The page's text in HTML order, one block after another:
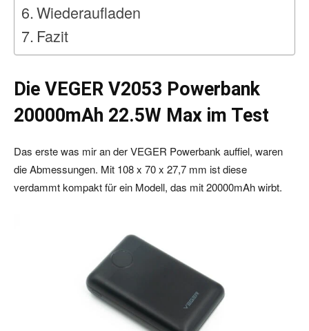
Wiederaufladen
Fazit
Die VEGER V2053 Powerbank
20000mAh 22.5W Max im Test
Das erste was mir an der VEGER Powerbank auffiel, waren
die Abmessungen. Mit 108 x 70 x 27,7 mm ist diese
verdammt kompakt für ein Modell, das mit 20000mAh wirbt.